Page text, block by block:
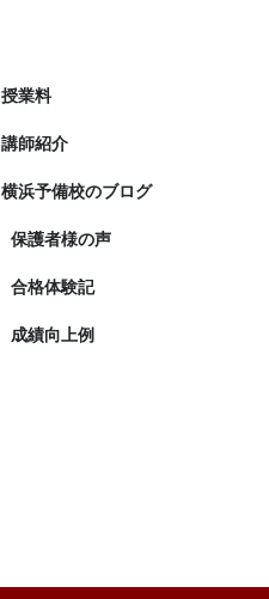
授業料
講師紹介
横浜予備校のブログ
保護者様の声
合格体験記
成績向上例